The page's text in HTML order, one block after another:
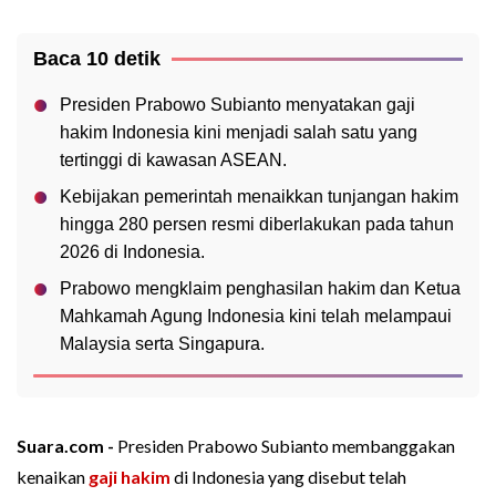
Baca 10 detik
Presiden Prabowo Subianto menyatakan gaji
hakim Indonesia kini menjadi salah satu yang
tertinggi di kawasan ASEAN.
Kebijakan pemerintah menaikkan tunjangan hakim
hingga 280 persen resmi diberlakukan pada tahun
2026 di Indonesia.
Prabowo mengklaim penghasilan hakim dan Ketua
Mahkamah Agung Indonesia kini telah melampaui
Malaysia serta Singapura.
Suara.com - Presiden Prabowo Subianto membanggakan
kenaikan gaji hakim di Indonesia yang disebut telah